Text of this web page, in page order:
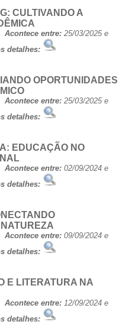
CULTIVANDO A
Acontece entre: 25/03/2025 e
detalhes:
OPORTUNIDADES
Acontece entre: 25/03/2025 e
detalhes:
EDUCAÇÃO NO
Acontece entre: 02/09/2024 e
detalhes:
Acontece entre: 09/09/2024 e
detalhes:
E LITERATURA NA
Acontece entre: 12/09/2024 e
detalhes: